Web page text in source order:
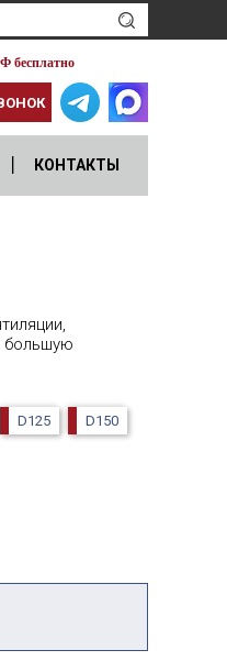
бесплатно
КОНТАКТЫ
большую
D125 D150